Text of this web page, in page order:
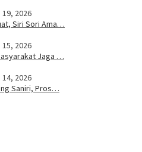
19, 2026
Siri Sori Ama…
15, 2026
Jaga …
14, 2026
Saniri, Pros…